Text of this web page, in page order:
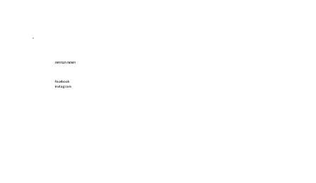
רשתות חברתיות
Facebook
Instagram